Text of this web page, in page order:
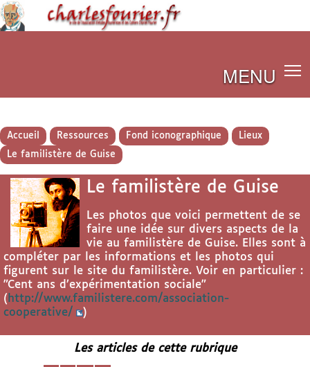
MENU
Accueil Ressources Fond iconographique
Lieux
Le familistère de Guise
Le familistère de Guise
Les photos que voici permettent de se
faire une idée sur divers aspects de la
vie au familistère de Guise. Elles sont à
compléter par les informations et les photos qui
figurent sur le site du familistère. Voir en particulier :
"Cent ans d’expérimentation sociale"
( http://www.familistere.com/association-
cooperative/
)
Les articles de cette rubrique